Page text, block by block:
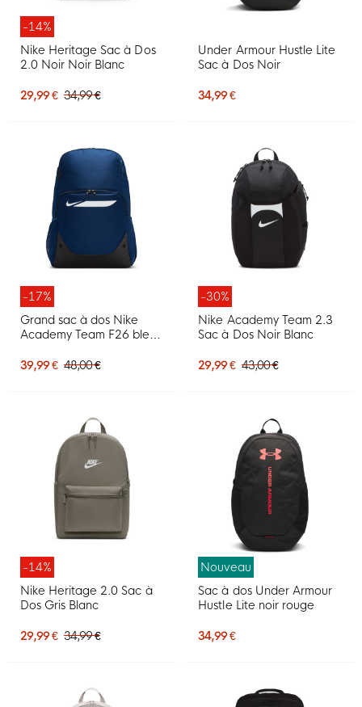
-14%
Nike Heritage Sac à Dos
2.0 Noir Noir Blanc
29,99 € 34,99 €
Under Armour Hustle Lite
Sac à Dos Noir
34,99 €
-17%
Grand sac à dos Nike
Academy Team F26 bleu
39,99 € 48,00 €
-30%
Nike Academy Team 2.3
Sac à Dos Noir Blanc
29,99 € 43,00 €
-14%
Nike Heritage 2.0 Sac à
Dos Gris Blanc
29,99 € 34,99 €
Nouveau
Sac à dos Under Armour
Hustle Lite noir rouge
34,99 €